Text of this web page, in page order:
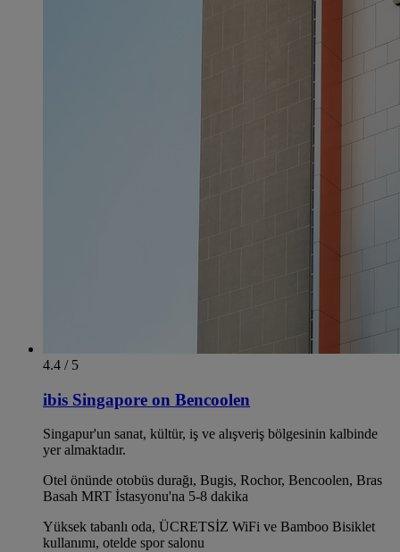
4.4 / 5
ibis Singapore on Bencoolen
Singapur'un sanat, kültür, iş ve alışveriş bölgesinin kalbinde
yer almaktadır.
Otel önünde otobüs durağı, Bugis, Rochor, Bencoolen, Bras
Basah MRT İstasyonu'na 5-8 dakika
Yüksek tabanlı oda, ÜCRETSİZ WiFi ve Bamboo Bisiklet
kullanımı, otelde spor salonu